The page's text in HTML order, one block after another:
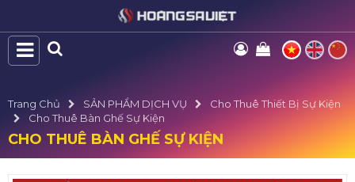
Trang Chủ SẢN PHẨM DỊCH VỤ
Cho Thuê Thiết Bị Sự Kiện
Cho Thuê Bàn Ghế Sự Kiện
CHO THUÊ BÀN GHẾ SỰ KIỆN